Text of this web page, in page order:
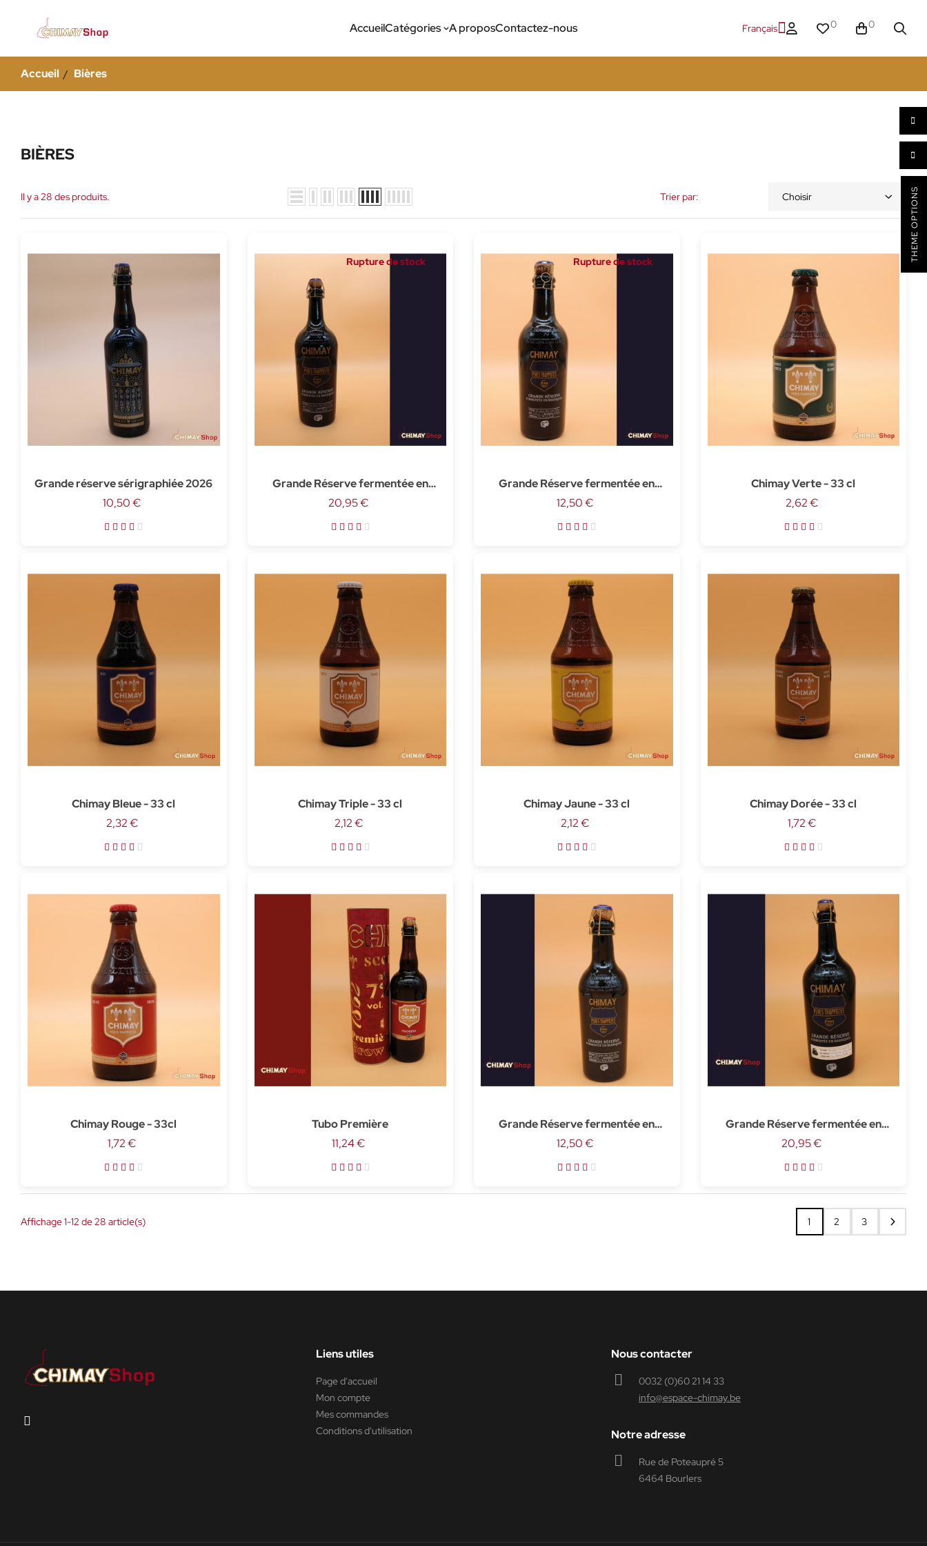
AccueilCatégories A proposContactez-nous Français 0 0
Accueil Bières
BIÈRES
Il y a 28 des produits. Trier par: Choisir
Grande réserve sérigraphiée 2026
10,50 €
Rupture de stock
Grande Réserve fermentée en
barrique de Bourbon - 75cl
20,95 €
Rupture de stock
Grande Réserve fermentée en
barrique de Bourbon - 37,5cl
12,50 €
Chimay Verte - 33 cl
2,62 €
Chimay Bleue - 33 cl
2,32 €
Chimay Triple - 33 cl
2,12 €
Chimay Jaune - 33 cl
2,12 €
Chimay Dorée - 33 cl
1,72 €
Chimay Rouge - 33cl
1,72 €
Tubo Première
11,24 €
Grande Réserve fermentée en
barrique de Rhum - 37,5cl
12,50 €
Grande Réserve fermentée en
barrique de Rhum - 75cl
20,95 €
Affichage 1-12 de 28 article(s) 1 2 3
Liens utiles
Page d'accueil
Mon compte
Mes commandes
Conditions d'utilisation
Nous contacter
0032 (0)60 21 14 33
info@espace-chimay.be
Notre adresse
Rue de Poteaupré 5
6464 Bourlers
THEME OPTIONS